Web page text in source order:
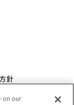
針
on our